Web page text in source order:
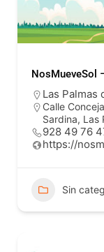
NosMueveSol
Las Palmas
Calle
Sardina, Las
928 49 76
https://
Sin